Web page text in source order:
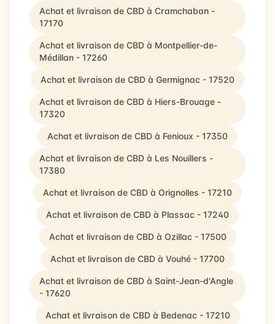
Achat et livraison de CBD à Cramchaban -
17170
Achat et livraison de CBD à Montpellier-de-
Médillan - 17260
Achat et livraison de CBD à Germignac - 17520
Achat et livraison de CBD à Hiers-Brouage -
17320
Achat et livraison de CBD à Fenioux - 17350
Achat et livraison de CBD à Les Nouillers -
17380
Achat et livraison de CBD à Orignolles - 17210
Achat et livraison de CBD à Plassac - 17240
Achat et livraison de CBD à Ozillac - 17500
Achat et livraison de CBD à Vouhé - 17700
Achat et livraison de CBD à Saint-Jean-d'Angle
- 17620
Achat et livraison de CBD à Bedenac - 17210